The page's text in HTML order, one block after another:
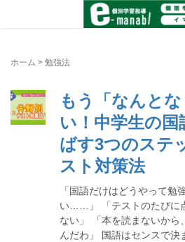
ホーム > 勉強法
もう「なんと
い！中学生の
ばす3つのステ
スト対策法
「国語だけはどうやって勉
い……」 「テストのたびに
ない」 「本を読まないから
んだわ」 国語はセンスで決